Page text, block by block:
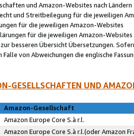
und Amazon-Websites nach Ländern
und Streitbeilegung für die jeweiligen
für die jeweiligen Amazon-Websites
für die jeweiligen Amazon-Websites
besseren Übersicht Übersetzungen.
von Abweichungen die englische
GESELLSCHAFTEN UND
Amazon-Gesellschaft
Amazon Europe Core S.à r.l.
Amazon Europe Core S.à r.l.(oder Amazon